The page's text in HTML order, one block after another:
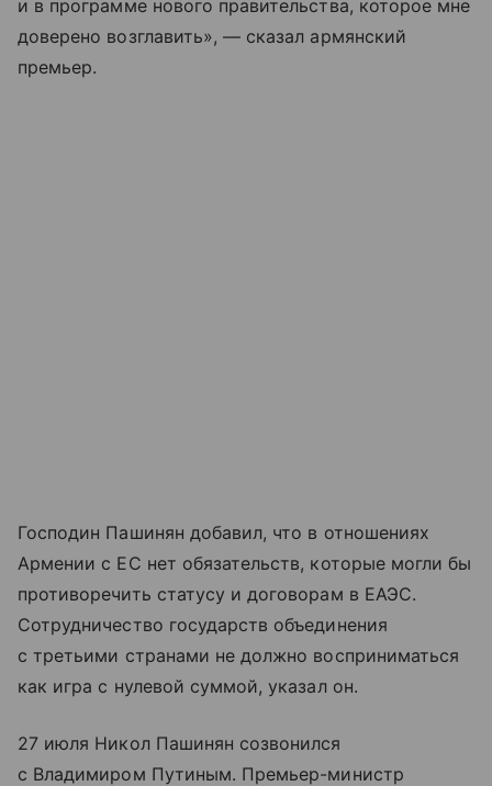
и в программе нового правительства, которое мне
доверено возглавить», — сказал армянский
премьер.
Господин Пашинян добавил, что в отношениях
Армении с ЕС нет обязательств, которые могли бы
противоречить статусу и договорам в ЕАЭС.
Сотрудничество государств объединения
с третьими странами не должно восприниматься
как игра с нулевой суммой, указал он.
27 июля Никол Пашинян созвонился
с Владимиром Путиным. Премьер-министр